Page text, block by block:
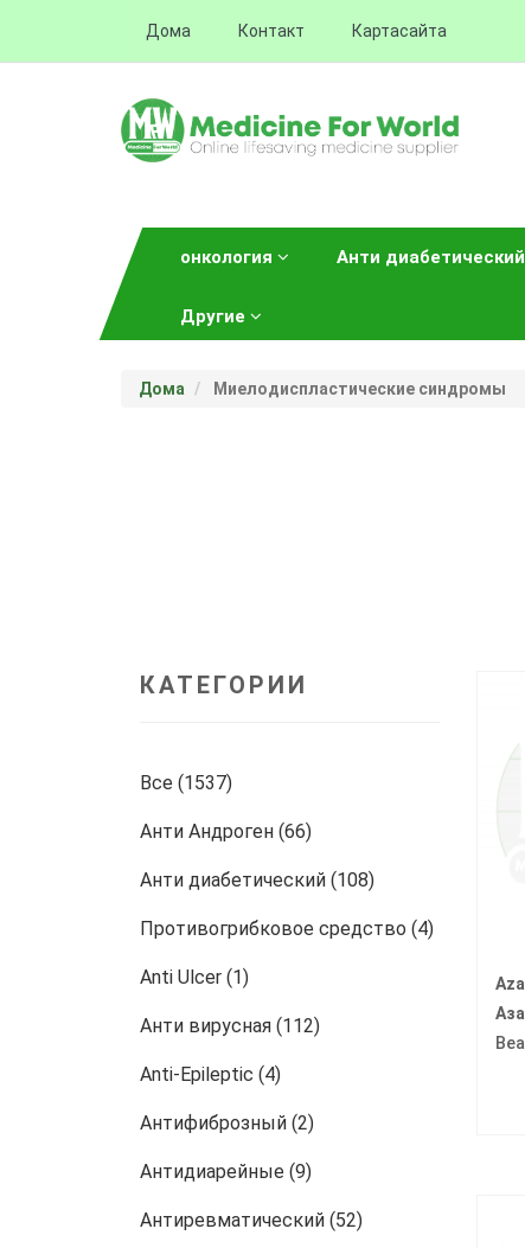
Дома Контакт Картасайта
онкология Анти диабетический
Другие
Дома Миелодиспластические синдромы
КАТЕГОРИИ
Все (1537)
Анти Андроген (66)
Анти диабетический (108)
Противогрибковое средство (4)
Anti Ulcer (1)
Анти вирусная (112)
Anti-Epileptic (4)
Антифиброзный (2)
Антидиарейные (9)
Антиревматический (52)